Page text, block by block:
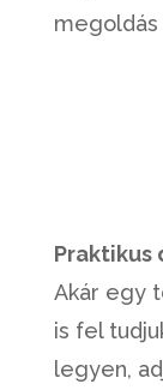
Praktikus
Akár egy
is fel
legyen,